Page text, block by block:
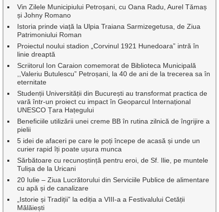
Vin Zilele Municipiului Petroșani, cu Oana Radu, Aurel Tămaș
și Johny Romano
Istoria prinde viață la Ulpia Traiana Sarmizegetusa, de Ziua
Patrimoniului Roman
Proiectul noului stadion „Corvinul 1921 Hunedoara” intră în
linie dreaptă
Scriitorul Ion Caraion comemorat de Biblioteca Municipală
,,Valeriu Butulescu” Petroșani, la 40 de ani de la trecerea sa în
eternitate
Studenții Universității din București au transformat practica de
vară într-un proiect cu impact în Geoparcul Internațional
UNESCO Țara Hațegului
Beneficiile utilizării unei creme BB în rutina zilnică de îngrijire a
pielii
5 idei de afaceri pe care le poți începe de acasă și unde un
curier rapid îți poate ușura munca
Sărbătoare cu recunoștință pentru eroi, de Sf. Ilie, pe muntele
Tulișa de la Uricani
20 Iulie – Ziua Lucrătorului din Serviciile Publice de alimentare
cu apă și de canalizare
„Istorie și Tradiții” la ediția a VIII-a a Festivalului Cetății
Mălăiești